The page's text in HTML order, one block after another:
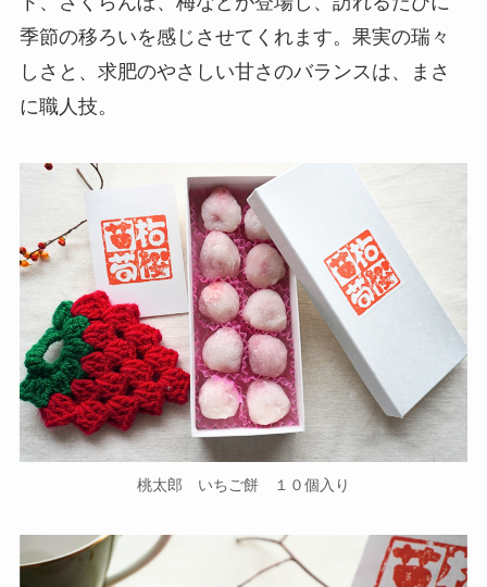
季節の移ろいを感じさせてくれます。果実の瑞々
しさと、求肥のやさしい甘さのバランスは、まさ
に職人技。
桃太郎 いちご餅 １０個入り